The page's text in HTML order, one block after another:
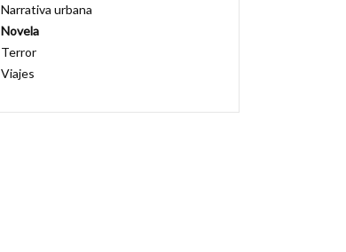
Narrativa urbana
Novela
Terror
Viajes